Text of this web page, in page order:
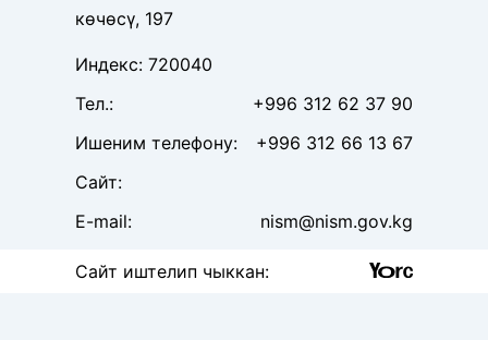
көчөсү, 197
Индекс: 720040
Тел.:
+996 312 62 37 90
Ишеним телефону:
+996 312 66 13 67
Сайт:
E-mail:
nism@nism.gov.kg
Сайт иштелип чыккан: